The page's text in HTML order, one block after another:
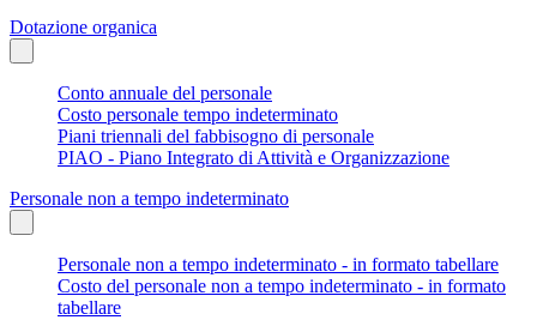
Dotazione organica
Conto annuale del personale
Costo personale tempo indeterminato
Piani triennali del fabbisogno di personale
PIAO - Piano Integrato di Attività e Organizzazione
Personale non a tempo indeterminato
Personale non a tempo indeterminato - in formato tabellare
Costo del personale non a tempo indeterminato - in formato
tabellare